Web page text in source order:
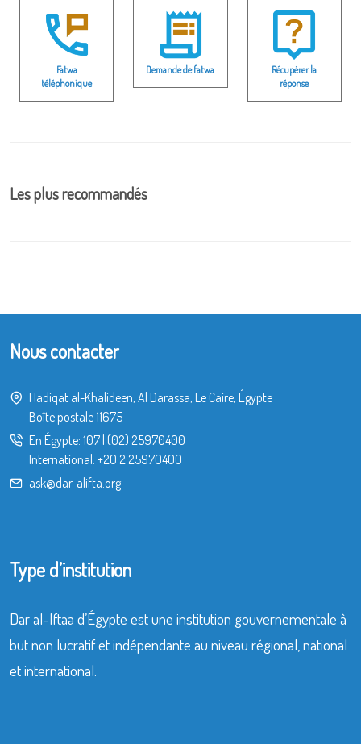
Fatwa
téléphonique
Demande de fatwa
Récupérer la
réponse
Les plus recommandés
Nous contacter
Hadiqat al-Khalideen, Al Darassa, Le Caire, Égypte
Boîte postale 11675
En Égypte: 107| (02) 25970400
International: +20 2 25970400
ask@dar-alifta.org
Type d’institution
Dar al-Iftaa d’Égypte est une institution gouvernementale à
but non lucratif et indépendante au niveau régional, national
et international.